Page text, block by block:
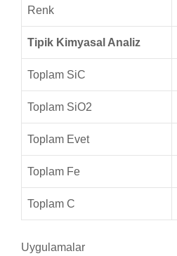
Renk
Tipik Kimyasal Analiz
Toplam SiC
Toplam SiO2
Toplam Evet
Toplam Fe
Toplam C
Uygulamalar